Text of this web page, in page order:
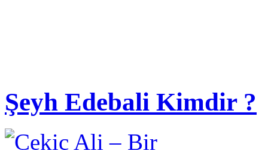
Şeyh Edebali Kimdir ?